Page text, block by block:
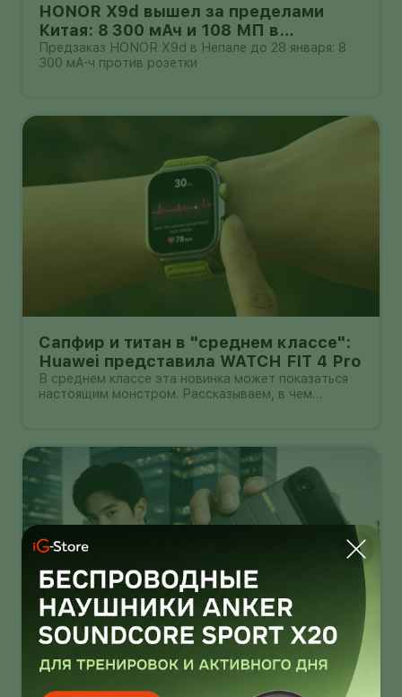
HONOR X9d вышел за пределами
Китая: 8 300 мАч и 108 МП в
бюджетном классе
Предзаказ HONOR X9d в Непале до 28 января: 8
300 мА·ч против розетки
Сапфир и титан в "среднем классе":
Huawei представила WATCH FIT 4 Pro
В среднем классе эта новинка может показаться
настоящим монстром. Рассказываем, в чем
Смартфон-конструктор толщиной
4,9 мм: TECNO показала магнитные